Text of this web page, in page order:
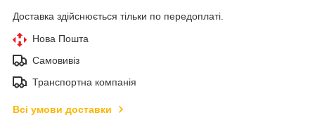
Доставка здійснюється тільки по передоплаті.
Нова Пошта
Самовивіз
Транспортна компанія
Всі умови доставки